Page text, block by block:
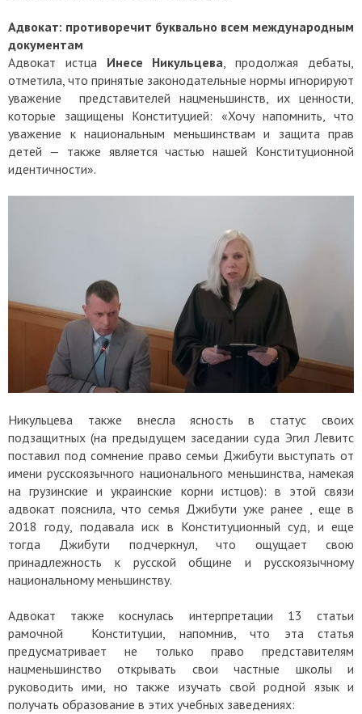
Адвокат: противоречит буквально всем международным
документам
Адвокат истца Инесе Никульцева , продолжая дебаты,
отметила, что принятые законодательные нормы игнорируют
уважение представителей нацменьшинств, их ценности,
которые защищены Конституцией: «Хочу напомнить, что
уважение к национальным меньшинствам и защита прав
детей — также является частью нашей Конституционной
идентичности».
Никульцева также внесла ясность в статус своих
подзащитных (на предыдущем заседании суда Эгил Левитс
поставил под сомнение право семьи Джибути выступать от
имени русскоязычного национального меньшинства, намекая
на грузинские и украинские корни истцов): в этой связи
адвокат пояснила, что семья Джибути уже ранее , еще в
2018 году, подавала иск в Конституционный суд, и еще
тогда Джибути подчеркнул, что ощущает свою
принадлежность к русской общине и русскоязычному
национальному меньшинству.
Адвокат также коснулась интерпретации 13 статьи
рамочной Конституции, напомнив, что эта статья
предусматривает не только право представителям
нацменьшинство открывать свои частные школы и
руководить ими, но также изучать свой родной язык и
получать образование в этих учебных заведениях: